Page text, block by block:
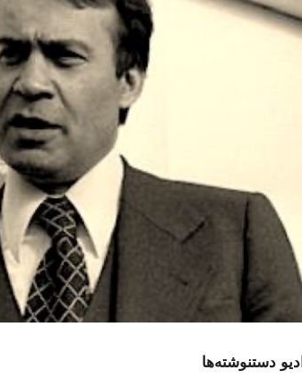
to navigation
دستنوشته‌ها